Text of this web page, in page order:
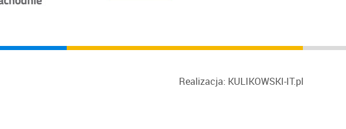
Realizacja: KULIKOWSKI-IT.pl